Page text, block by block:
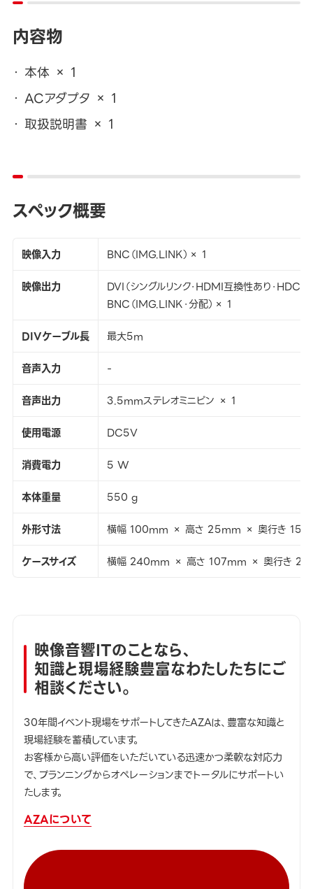
内容物
本体 × 1
ACアダプタ × 1
取扱説明書 × 1
スペック概要
映像入力
BNC（IMG.LINK）× 1
映像出力
DVI（シングルリンク・HDMI互換性あり・
BNC（IMG.LINK・分配）× 1
DIVケーブル長
最大5m
音声入力
-
音声出力
3.5mmステレオミニピン × 1
使用電源
DC5V
消費電力
5 W
本体重量
550 g
外形寸法
横幅 100mm × 高さ 25mm × 奥行き
ケースサイズ
横幅 240mm × 高さ 107mm × 奥行き
映像音響ITのことなら、
知識と現場経験豊富なわたしたちにご
相談ください。
30年間イベント現場をサポートしてきたAZAは、豊富な知識と
現場経験を蓄積しています。
お客様から高い評価をいただいている迅速かつ柔軟な対応力
で、プランニングからオペレーションまでトータルにサポートい
たします。
AZAについて